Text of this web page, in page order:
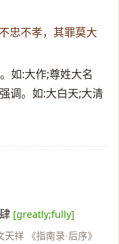
忠不孝，其罪莫大
如:大作;尊姓大名
调。如:大白天;大清
[greatly;fully]
天祥 《指南录·后序》